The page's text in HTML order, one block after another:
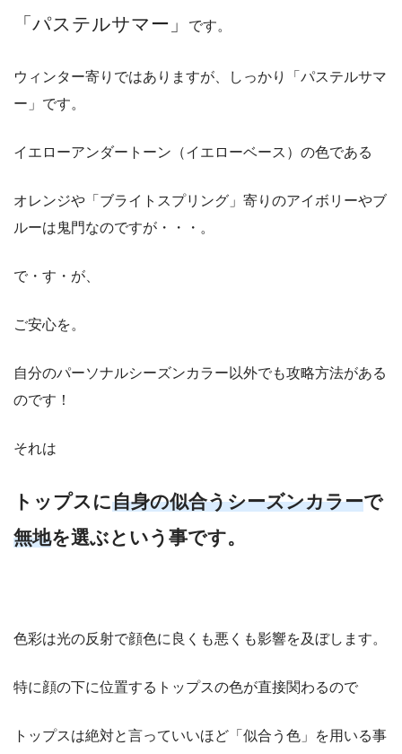
「パステルサマー」 です。
ウィンター寄りではありますが、しっかり「パステルサマ
ー」です。
イエローアンダートーン（イエローベース）の色である
オレンジや「ブライトスプリング」寄りのアイボリーやブ
ルーは鬼門なのですが・・・。
で・す・が、
ご安心を。
自分のパーソナルシーズンカラー以外でも攻略方法がある
のです！
それは
トップスに自身の似合うシーズンカラーで
無地を選ぶという事です。
色彩は光の反射で顔色に良くも悪くも影響を及ぼします。
特に顔の下に位置するトップスの色が直接関わるので
トップスは絶対と言っていいほど「似合う色」を用いる事